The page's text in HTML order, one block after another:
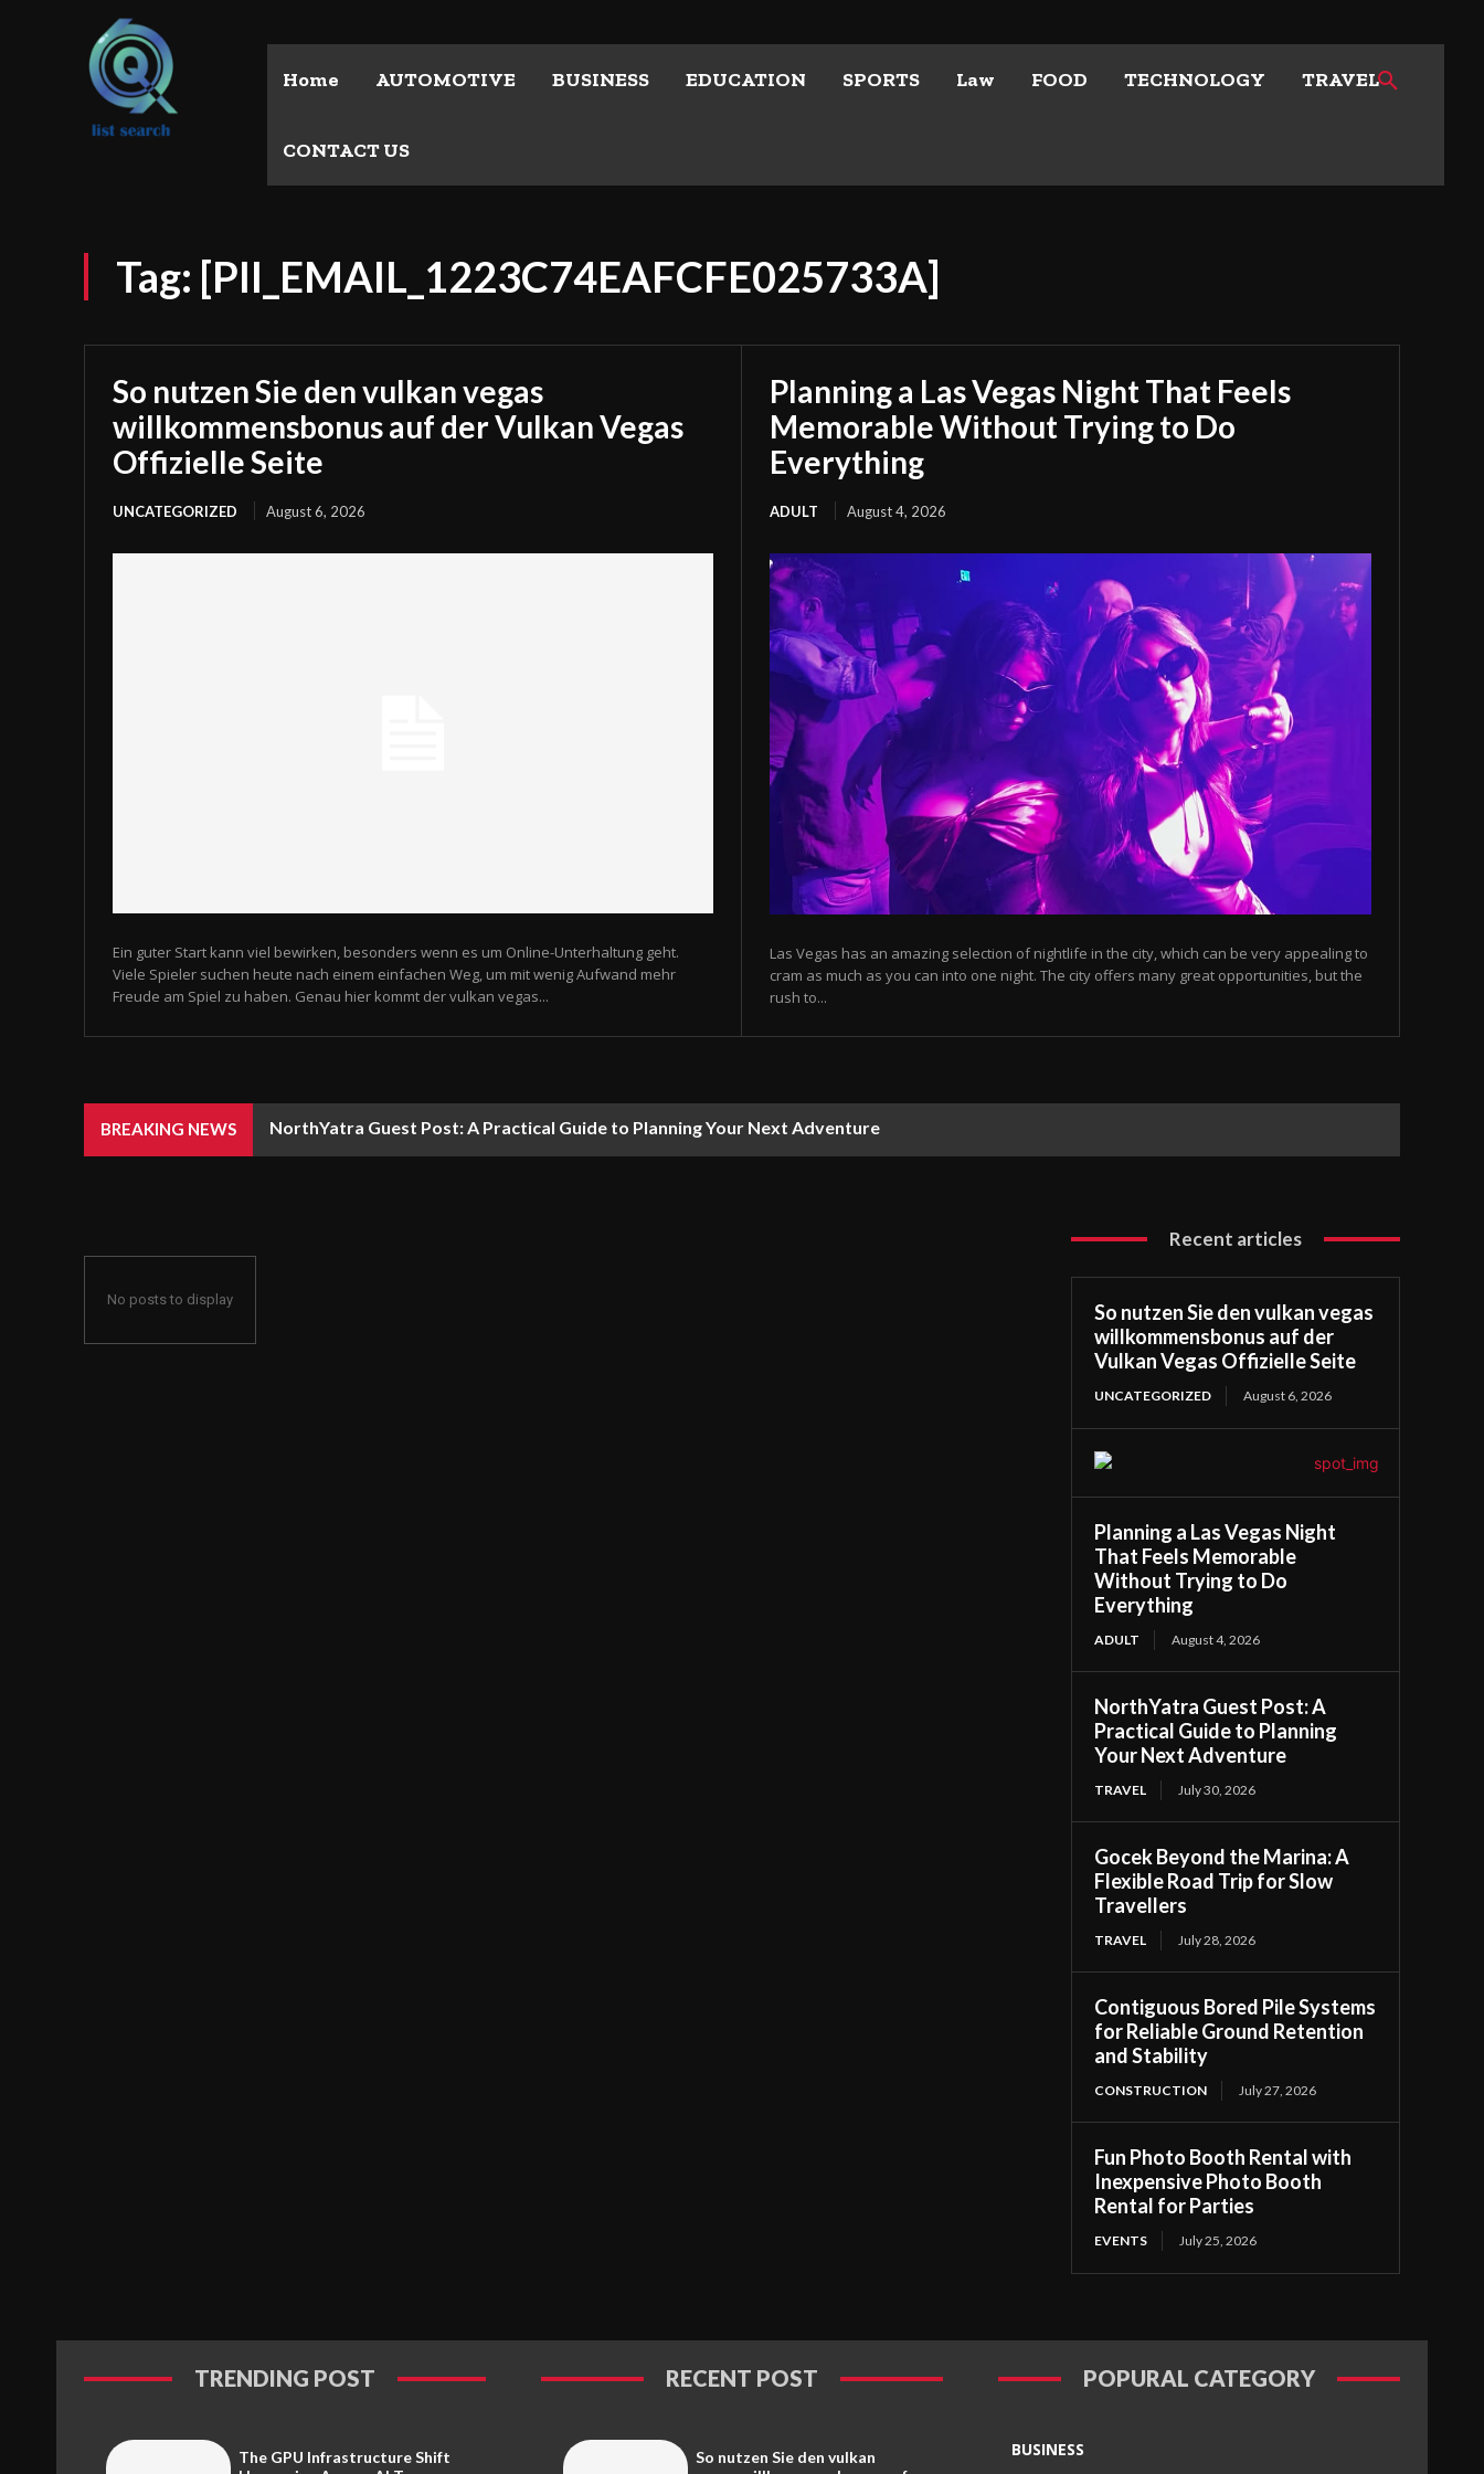
Home AUTOMOTIVE BUSINESS EDUCATION SPORTS Law FOOD TECHNOLOGY TRAVEL
CONTACT US
Tag: [PII_EMAIL_1223C74EAFCFE025733A]
So nutzen Sie den vulkan vegas
willkommensbonus auf der Vulkan Vegas
Offizielle Seite
UNCATEGORIZED August 6, 2026
Ein guter Start kann viel bewirken, besonders wenn es um Online-Unterhaltung geht.
Viele Spieler suchen heute nach einem einfachen Weg, um mit wenig Aufwand mehr
Freude am Spiel zu haben. Genau hier kommt der vulkan vegas...
Planning a Las Vegas Night That Feels
Memorable Without Trying to Do
Everything
ADULT August 4, 2026
Las Vegas has an amazing selection of nightlife in the city, which can be very appealing to
cram as much as you can into one night. The city offers many great opportunities, but the
rush to...
BREAKING NEWS NorthYatra Guest Post: A Practical Guide to Planning Your Next Adventure
No posts to display
Recent articles
So nutzen Sie den vulkan vegas
willkommensbonus auf der
Vulkan Vegas Offizielle Seite
UNCATEGORIZED August 6, 2026
Planning a Las Vegas Night
That Feels Memorable
Without Trying to Do
Everything
ADULT August 4, 2026
NorthYatra Guest Post: A
Practical Guide to Planning
Your Next Adventure
TRAVEL July 30, 2026
Gocek Beyond the Marina: A
Flexible Road Trip for Slow
Travellers
TRAVEL July 28, 2026
Contiguous Bored Pile Systems
for Reliable Ground Retention
and Stability
CONSTRUCTION July 27, 2026
Fun Photo Booth Rental with
Inexpensive Photo Booth
Rental for Parties
EVENTS July 25, 2026
TRENDING POST
The GPU Infrastructure Shift
RECENT POST
So nutzen Sie den vulkan
POPURAL CATEGORY
BUSINESS